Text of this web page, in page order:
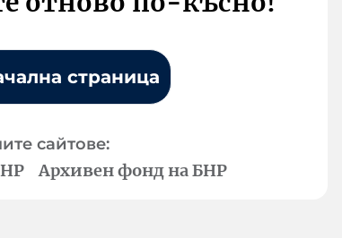
страница
сайтове:
Архивен фонд на БНР